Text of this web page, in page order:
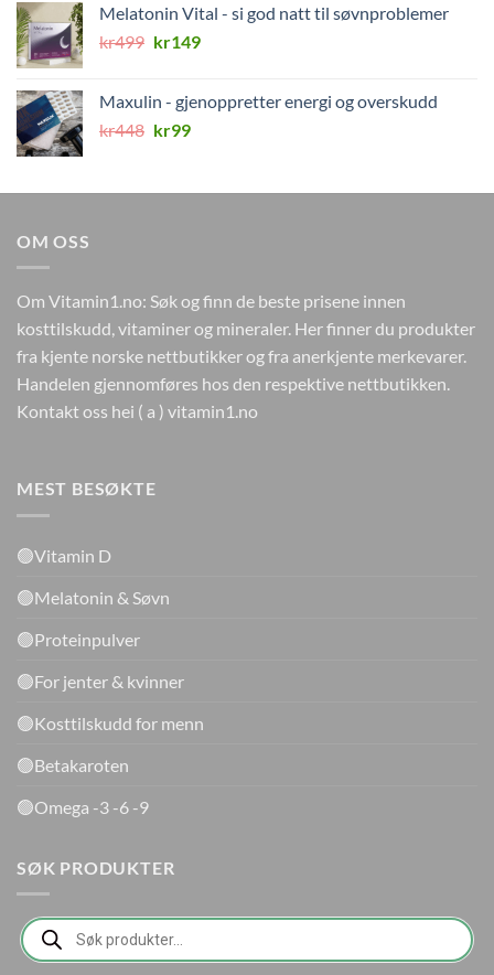
kr579.kr149.
Melatonin Vital - si god natt til søvnproblemer
kr499 Opprinnelig
kr499.
kr149Nåværende
kr149.
Maxulin - gjenoppretter energi og overskudd
kr448 Opprinnelig
kr448.
kr99Nåværende
kr99.
OM OSS
Om Vitamin1.no: Søk og finn de beste prisene innen
kosttilskudd, vitaminer og mineraler. Her finner du produkter
fra kjente norske nettbutikker og fra anerkjente merkevarer.
Handelen gjennomføres hos den respektive nettbutikken.
Kontakt oss hei ( a ) vitamin1.no
MEST BESØKTE
🟢Vitamin D
🟢Melatonin & Søvn
🟢Proteinpulver
🟢For jenter & kvinner
🟢Kosttilskudd for menn
🟢Betakaroten
🟢Omega -3 -6 -9
SØK PRODUKTER
Products
search